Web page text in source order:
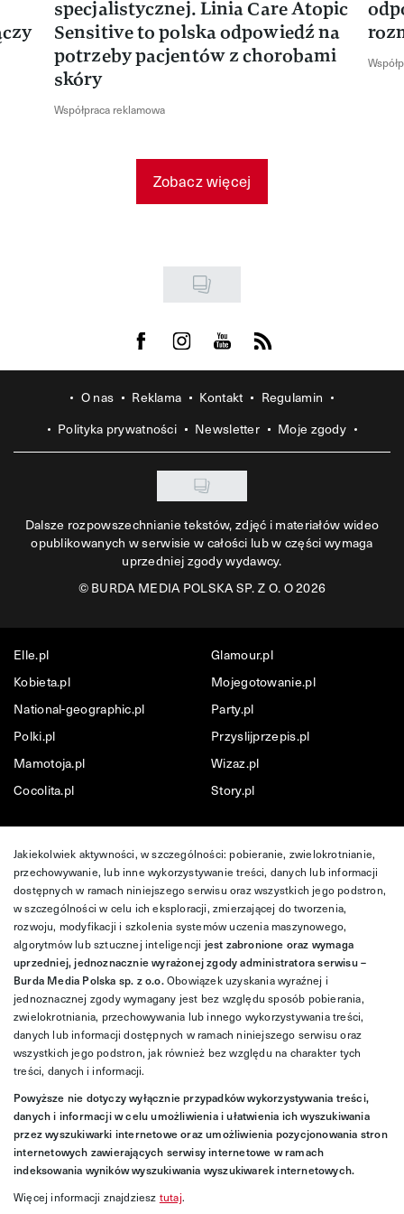
specjalistycznej. Linia Care Atopic
Sensitive to polska odpowiedź na
potrzeby pacjentów z chorobami
skóry
Współpraca reklamowa
Zobacz więcej
Visit us on Facebook
Visit us on Instagram
Visit us on Youtube
Visit us on Rss
O nas Reklama Kontakt
Regulamin
Polityka prywatności
Newsletter Moje zgody
Dalsze rozpowszechnianie tekstów, zdjęć i materiałów wideo
opublikowanych w serwisie w całości lub w części wymaga
uprzedniej zgody wydawcy.
©BURDA MEDIA POLSKA SP. Z O. O 2026
Elle.pl
Glamour.pl
Kobieta.pl
Mojegotowanie.pl
National-geographic.pl
Party.pl
Polki.pl
Przyslijprzepis.pl
Mamotoja.pl
Wizaz.pl
Cocolita.pl
Story.pl
Jakiekolwiek aktywności, w szczególności: pobieranie, zwielokrotnianie,
przechowywanie, lub inne wykorzystywanie treści, danych lub informacji
dostępnych w ramach niniejszego serwisu oraz wszystkich jego podstron,
w szczególności w celu ich eksploracji, zmierzającej do tworzenia,
rozwoju, modyfikacji i szkolenia systemów uczenia maszynowego,
algorytmów lub sztucznej inteligencji jest zabronione oraz wymaga
uprzedniej, jednoznacznie wyrażonej zgody administratora serwisu –
Burda Media Polska sp. z o.o.Obowiązek uzyskania wyraźnej i
jednoznacznej zgody wymagany jest bez względu sposób pobierania,
zwielokrotniania, przechowywania lub innego wykorzystywania treści,
danych lub informacji dostępnych w ramach niniejszego serwisu oraz
wszystkich jego podstron, jak również bez względu na charakter tych
treści, danych i informacji.
Powyższe nie dotyczy wyłącznie przypadków wykorzystywania treści,
danych i informacji w celu umożliwienia i ułatwienia ich wyszukiwania
przez wyszukiwarki internetowe oraz umożliwienia pozycjonowania stron
internetowych zawierających serwisy internetowe w ramach
indeksowania wyników wyszukiwania wyszukiwarek internetowych.
Więcej informacji znajdziesz tutaj.